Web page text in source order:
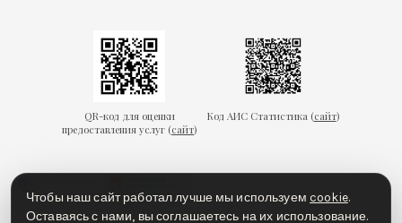
QR-код для оценки
предоставления услуг (сайт)
Код АИС Статистика (сайт)
Чтобы наш сайт работал лучше мы используемcookie.
Оставаясь с нами, вы соглашаетесь на их использование.